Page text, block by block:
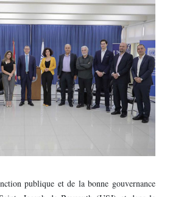
publique et de la bonne gouvernance